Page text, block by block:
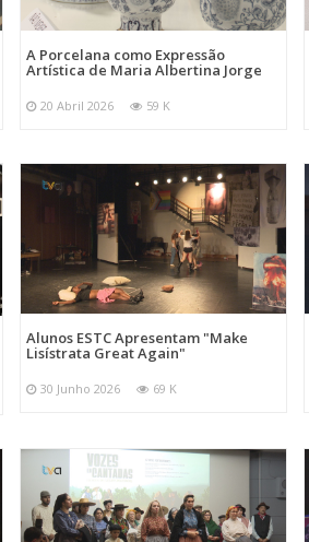
A Porcelana como Expressão
Artística de Maria Albertina Jorge
20 Abril 2026 59 K
Alunos ESTC Apresentam "Make
Lisístrata Great Again"
30 Junho 2026 69 K